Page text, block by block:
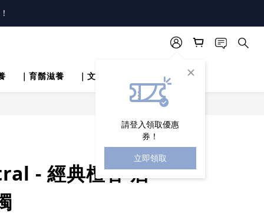
！
請登入領取優惠
券！
立即領取
｜育鬍滋養 ｜文章分享
- 經典檀香 居